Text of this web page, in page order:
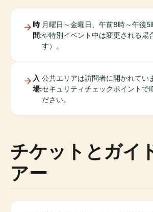
時
間:
月曜日～金曜日、午前8時～午後5
や特別イベント中は変更される場
す）。
入
場:
公共エリアは訪問者に開かれてい
セキュリティチェックポイントで
ださい。
チケットとガイ
アー